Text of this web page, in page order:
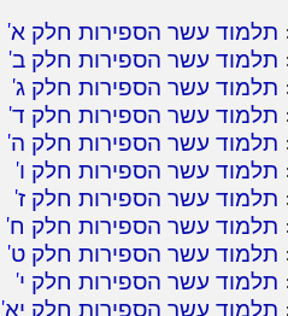
תלמוד עשר הספירות חלק א'
תלמוד עשר הספירות חלק ב'
תלמוד עשר הספירות חלק ג'
תלמוד עשר הספירות חלק ד'
תלמוד עשר הספירות חלק ה'
תלמוד עשר הספירות חלק ו'
תלמוד עשר הספירות חלק ז'
תלמוד עשר הספירות חלק ח'
תלמוד עשר הספירות חלק ט'
תלמוד עשר הספירות חלק י'
תלמוד עשר הספירות חלק יא'